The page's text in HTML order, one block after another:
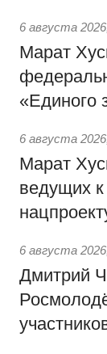
6 августа 2026
Марат
«Единого
6 августа 2026
Марат
ведущих
6 августа 2026
Дмитрий